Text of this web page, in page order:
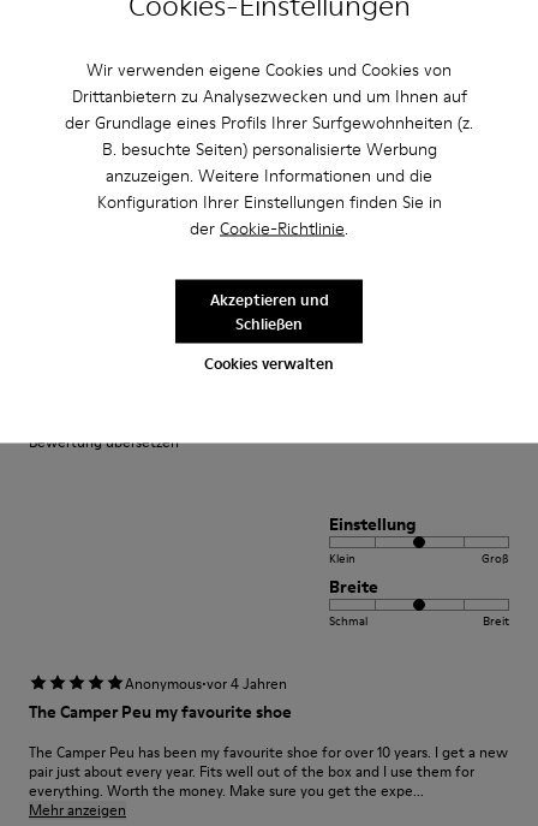
Wir verwenden eigene Cookies und Cookies von
Drittanbietern zu Analysezwecken und um Ihnen auf
der Grundlage eines Profils Ihrer Surfgewohnheiten (z.
B. besuchte Seiten) personalisierte Werbung
anzuzeigen. Weitere Informationen und die
Konfiguration Ihrer Einstellungen finden Sie in
der Cookie-Richtlinie.
Cookies verwalten
Akzeptieren und
Schließen
so sad once they wore out. A very comfortable shoe with a lot of unique
Einstellung
Klein
Breite
vor 3 Jahren
satisfaction xxxxxxxxxxxxxxxxxxxxxxxxxxxxxxxxxxxxx
Bewertung übersetzen
Einstellung
Klein Groß
Breite
Schmal Breit
Anonymous·vor 4 Jahren
The Camper Peu my favourite shoe
The Camper Peu has been my favourite shoe for over 10 years. I get a new
pair just about every year. Fits well out of the box and I use them for
everything. Worth the money. Make sure you get the expe...
Mehr anzeigen